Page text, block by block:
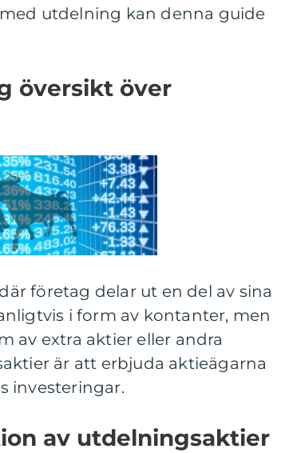
utdelning kan denna guide
översikt över
företag delar ut en del av sina
i form av kontanter, men
av extra aktier eller andra
är att erbjuda aktieägarna
investeringar.
av utdelningsaktier